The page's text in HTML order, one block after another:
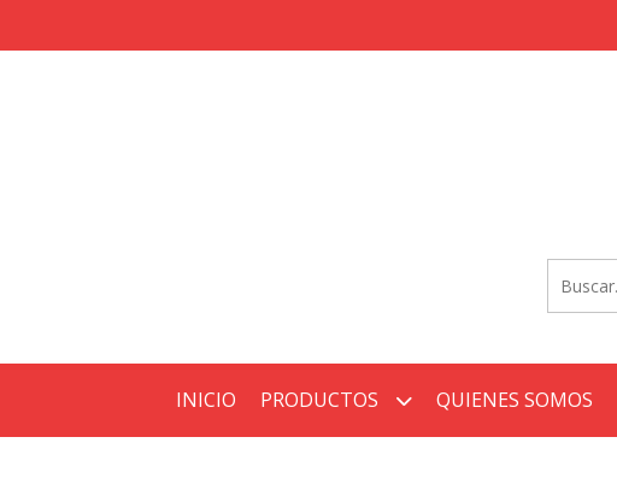
INICIO PRODUCTOS QUIENES SOMOS